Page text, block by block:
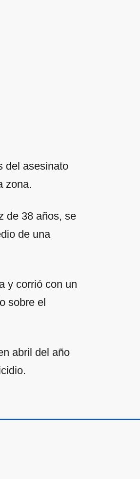
del asesinato
zona.
de 38 años, se
de una
y corrió con un
sobre el
abril del año